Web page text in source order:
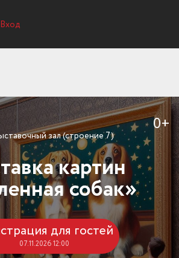
Вход
зал (строение 7)
0+
картин
собак»
для гостей
07.11.2026 12:00